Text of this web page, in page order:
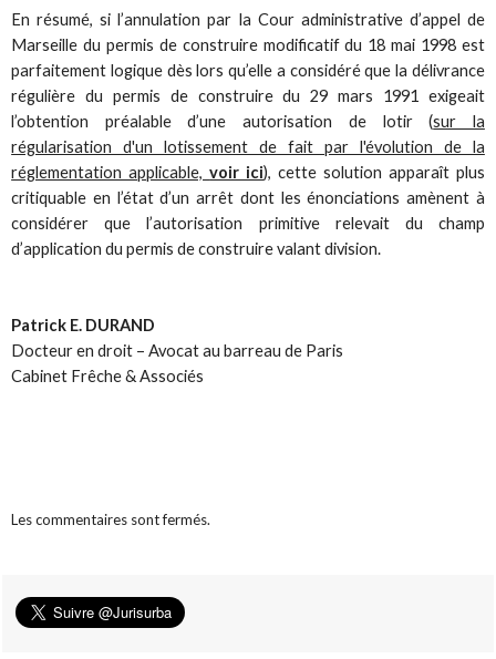
En résumé, si l’annulation par la Cour administrative d’appel de
Marseille du permis de construire modificatif du 18 mai 1998 est
parfaitement logique dès lors qu’elle a considéré que la délivrance
régulière du permis de construire du 29 mars 1991 exigeait
l’obtention préalable d’une autorisation de lotir (sur la
régularisation d'un lotissement de fait par l'évolution de la
réglementation applicable,voir ici), cette solution apparaît plus
critiquable en l’état d’un arrêt dont les énonciations amènent à
considérer que l’autorisation primitive relevait du champ
d’application du permis de construire valant division.
Patrick E. DURAND
Docteur en droit – Avocat au barreau de Paris
Cabinet Frêche & Associés
Les commentaires sont fermés.